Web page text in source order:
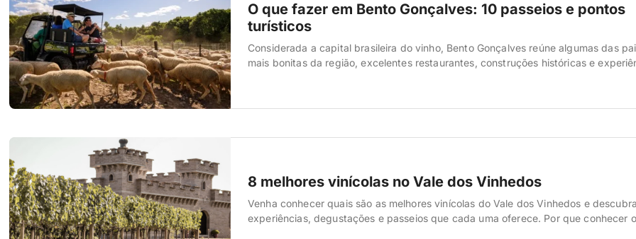
O que fazer em Bento Gonçalves: 10 passeios e pontos
turísticos
Considerada a capital brasileira do vinho, Bento Gonçalves reúne algumas das
mais bonitas da região, excelentes restaurantes, construções históricas e
8 melhores vinícolas no Vale dos Vinhedos
Venha conhecer quais são as melhores vinícolas do Vale dos Vinhedos e
experiências, degustações e passeios que cada uma oferece. Por que conhecer